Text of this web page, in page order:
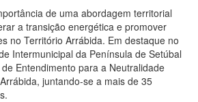
de uma abordagem territorial
a transição energética e promover
no Território Arrábida. Em destaque no
Intermunicipal da Península de Setúbal
Entendimento para a Neutralidade
juntando-se a mais de 35